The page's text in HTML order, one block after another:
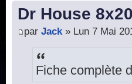
Dr House
par Jack» Lun 7 Mai
Fiche complète